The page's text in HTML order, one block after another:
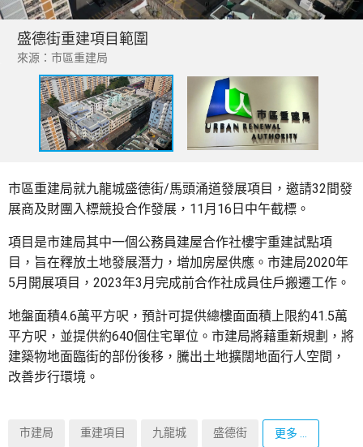
盛德街重建項目範圍
來源：市區重建局
市區重建局就九龍城盛德街/馬頭涌道發展項目，邀請32間發
展商及財團入標競投合作發展，11月16日中午截標。
項目是市建局其中一個公務員建屋合作社樓宇重建試點項
目，旨在釋放土地發展潛力，增加房屋供應。市建局2020年
5月開展項目，2023年3月完成前合作社成員住戶搬遷工作。
地盤面積4.6萬平方呎，預計可提供總樓面面積上限約41.5萬
平方呎，並提供約640個住宅單位。市建局將藉重新規劃，將
建築物地面臨街的部份後移，騰出土地擴闊地面行人空間，
改善步行環境。
市建局 重建項目 九龍城 盛德街 更多 ...